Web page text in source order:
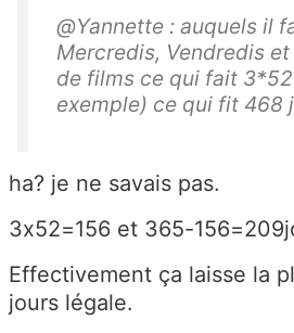
@Yannette : auquels il
Mercredis, Vendredis
de films ce qui fait
exemple) ce qui fit 468
ha? je ne savais pas.
3x52=156 et 365-
Effectivement ça laisse la
jours légale.